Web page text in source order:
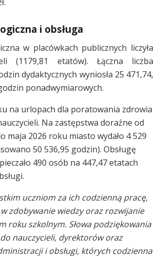
i obsługa
w placówkach publicznych liczyła
(1179,81 etatów). Łączna liczba
dydaktycznych wyniosła 25 471,74,
ponadwymiarowych.
na urlopach dla poratowania zdrowia
Na zastępstwa doraźne od
maja 2026 roku miasto wydało 4 529
50 536,95 godzin). Obsługę
490 osób na 447,47 etatach
uczniom za ich codzienną pracę,
zdobywanie wiedzy oraz rozwijanie
roku szkolnym. Słowa podziękowania
nauczycieli, dyrektorów oraz
i obsługi, których codzienna